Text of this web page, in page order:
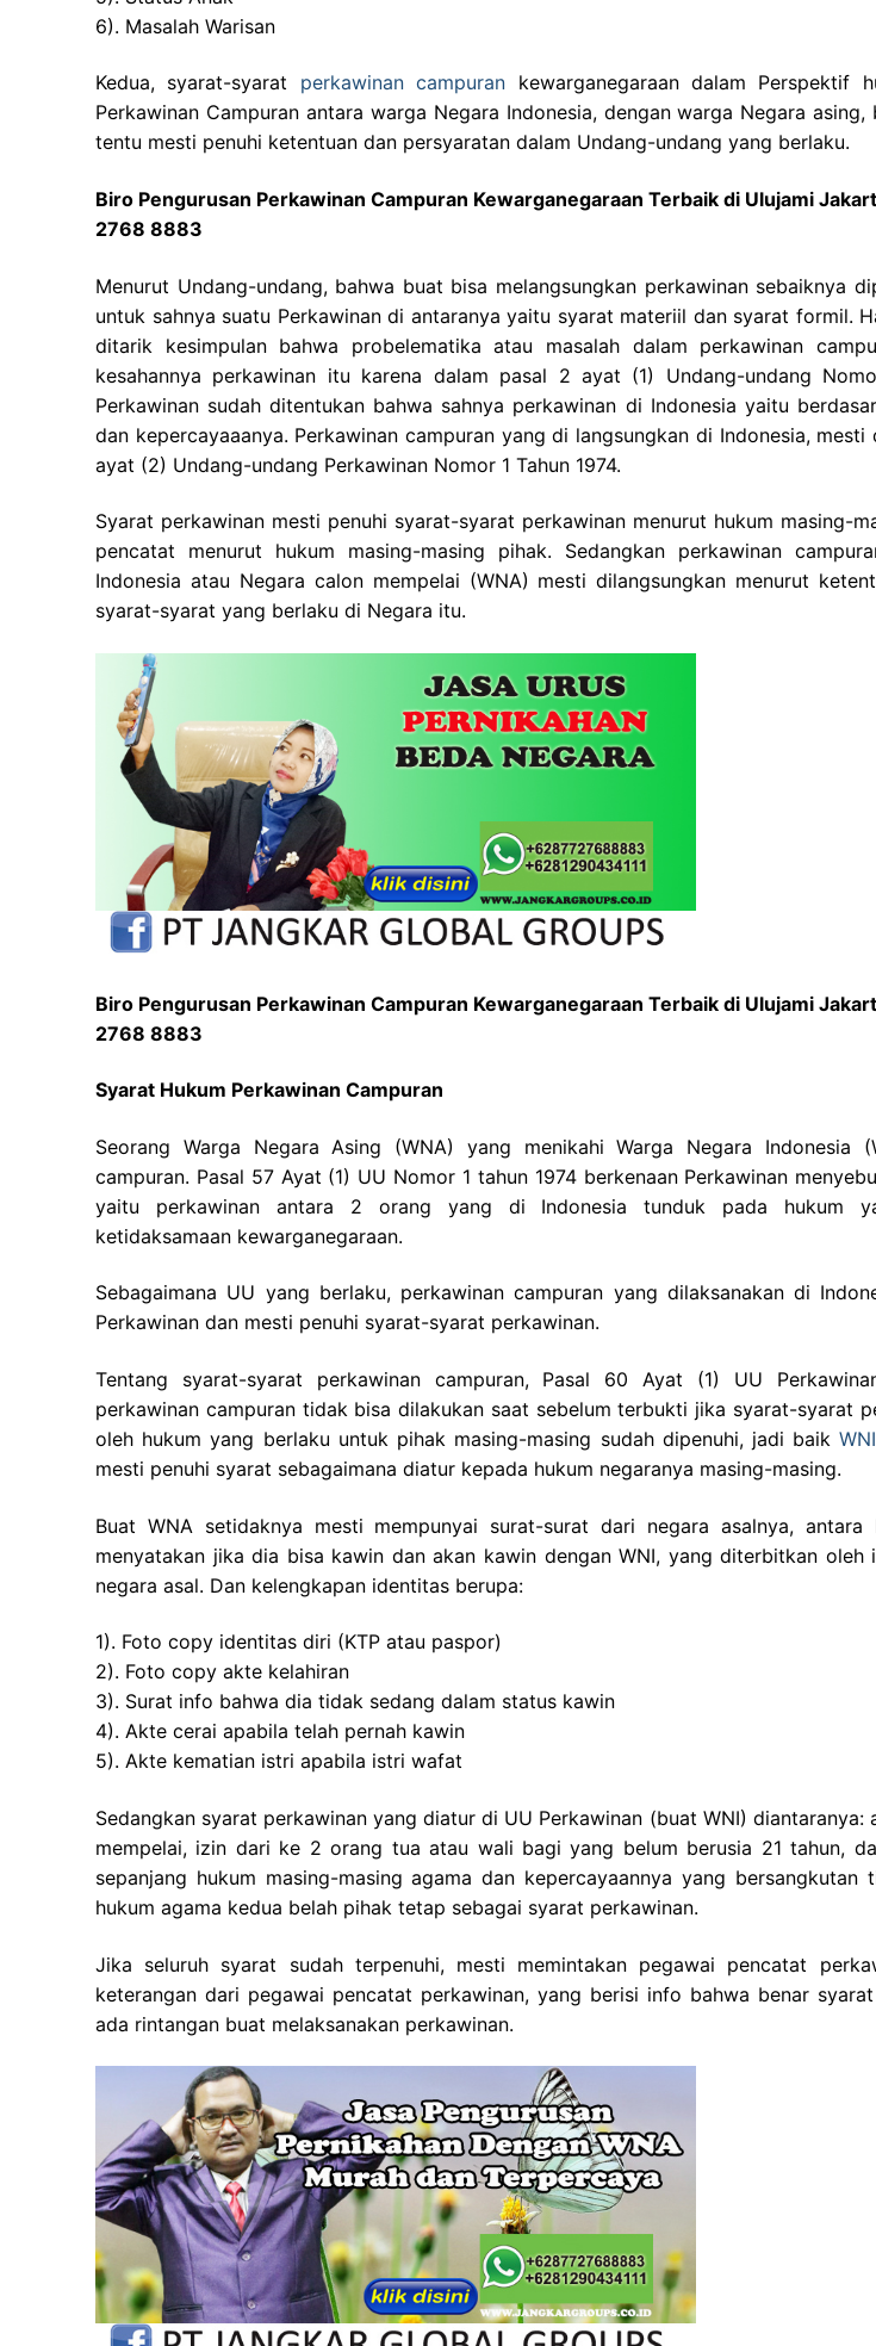
6). Masalah Warisan
Kedua, syarat-syarat perkawinan campuran kewarganegaraan dalam Perspektif
Perkawinan Campuran antara warga Negara Indonesia, dengan warga Negara
tentu mesti penuhi ketentuan dan persyaratan dalam Undang-undang yang berlaku.
Biro Pengurusan Perkawinan Campuran Kewarganegaraan Terbaik di Ulujami
2768 8883
Menurut Undang-undang, bahwa buat bisa melangsungkan perkawinan sebaiknya
untuk sahnya suatu Perkawinan di antaranya yaitu syarat materiil dan syarat formil.
ditarik kesimpulan bahwa probelematika atau masalah dalam perkawinan
kesahannya perkawinan itu karena dalam pasal 2 ayat (1) Undang-undang
Perkawinan sudah ditentukan bahwa sahnya perkawinan di Indonesia yaitu
dan kepercayaaanya. Perkawinan campuran yang di langsungkan di Indonesia,
ayat (2) Undang-undang Perkawinan Nomor 1 Tahun 1974.
Syarat perkawinan mesti penuhi syarat-syarat perkawinan menurut hukum masing-
pencatat menurut hukum masing-masing pihak. Sedangkan perkawinan
Indonesia atau Negara calon mempelai (WNA) mesti dilangsungkan menurut
syarat-syarat yang berlaku di Negara itu.
Biro Pengurusan Perkawinan Campuran Kewarganegaraan Terbaik di Ulujami
2768 8883
Syarat Hukum Perkawinan Campuran
Seorang Warga Negara Asing (WNA) yang menikahi Warga Negara Indonesia
campuran. Pasal 57 Ayat (1) UU Nomor 1 tahun 1974 berkenaan Perkawinan
yaitu perkawinan antara 2 orang yang di Indonesia tunduk pada hukum
ketidaksamaan kewarganegaraan.
Sebagaimana UU yang berlaku, perkawinan campuran yang dilaksanakan di
Perkawinan dan mesti penuhi syarat-syarat perkawinan.
Tentang syarat-syarat perkawinan campuran, Pasal 60 Ayat (1) UU
perkawinan campuran tidak bisa dilakukan saat sebelum terbukti jika syarat-syarat
oleh hukum yang berlaku untuk pihak masing-masing sudah dipenuhi, jadi baikWNI
mesti penuhi syarat sebagaimana diatur kepada hukum negaranya masing-masing.
Buat WNA setidaknya mesti mempunyai surat-surat dari negara asalnya,
menyatakan jika dia bisa kawin dan akan kawin dengan WNI, yang diterbitkan oleh
negara asal. Dan kelengkapan identitas berupa:
1). Foto copy identitas diri (KTP atau paspor)
2). Foto copy akte kelahiran
3). Surat info bahwa dia tidak sedang dalam status kawin
4). Akte cerai apabila telah pernah kawin
5). Akte kematian istri apabila istri wafat
Sedangkan syarat perkawinan yang diatur di UU Perkawinan (buat WNI) diantaranya:
mempelai, izin dari ke 2 orang tua atau wali bagi yang belum berusia 21 tahun,
sepanjang hukum masing-masing agama dan kepercayaannya yang bersangkutan
hukum agama kedua belah pihak tetap sebagai syarat perkawinan.
Jika seluruh syarat sudah terpenuhi, mesti memintakan pegawai pencatat
keterangan dari pegawai pencatat perkawinan, yang berisi info bahwa benar
ada rintangan buat melaksanakan perkawinan.